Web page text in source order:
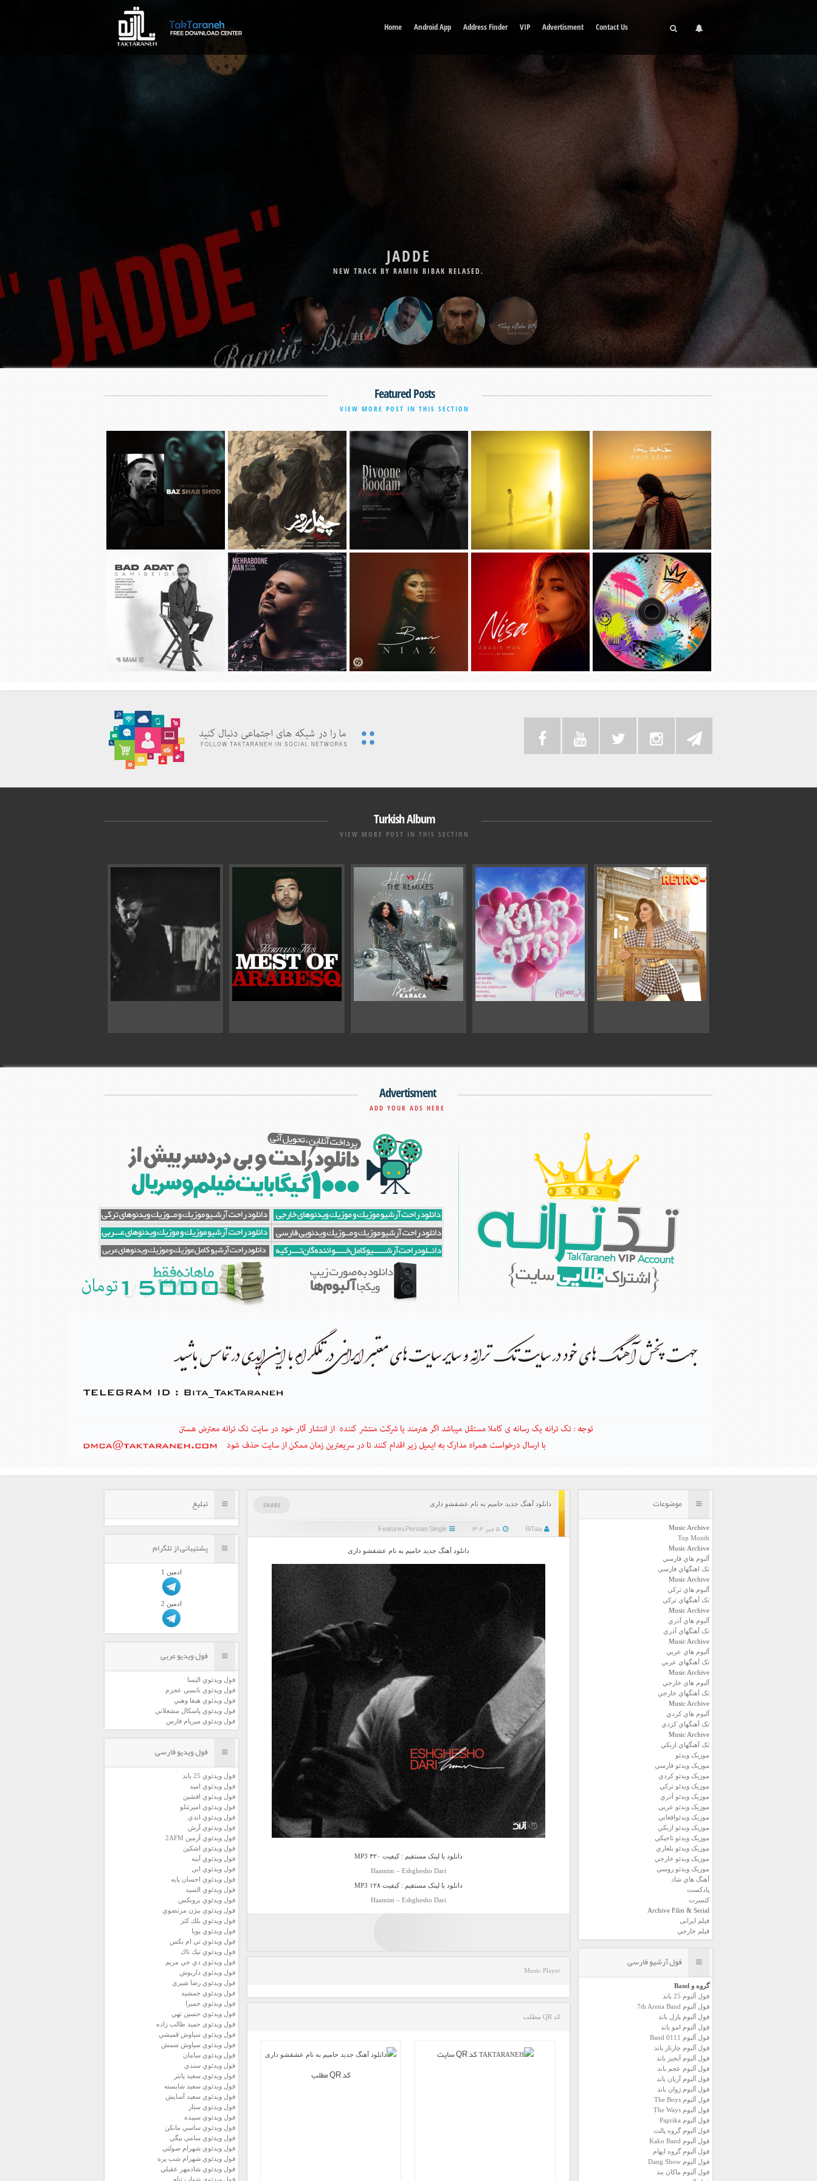
Home Android App Address Finder VIP Advertisment Contact Us
JADDE
NEW TRACK BY RAMIN BIBAK RELASED.
DELE MAN
NEW TRACK BY BABAK JAHANBAKHSH RELASED.
Featured Posts
VIEW MORE POST IN THIS SECTION
دانلود آهنگ جديد مهراد جم به نام باز
شب شد
دانلود آهنگ جديد محسن چاوشی به نام
چهل روز
دانلود آهنگ جديد مهدی جهانی به نام
دیوونه بودم
دانلود آهنگ جديد سیجل و سوگند به نام
وقتی رفت
دانلود آهنگ جديد امیر عظیمی به نام
دختر بندر
عادت
Turkish Album
VIEW MORE POST IN THIS SECTION
Advertisment
ADD YOUR ADS HERE
موضوعات
Music Archive
Top Month
Music Archive
آلبوم هاي فارسي
تک اهنگهاي فارسي
Music Archive
آلبوم هاي ترکي
تک آهنگهاي ترکي
Music Archive
آلبوم هاي آذري
تک آهنگهاي آذري
Music Archive
آلبوم هاي عربي
تک آهنگهاي عربي
Music Archive
آلبوم هاي خارجي
تک آهنگهاي خارجي
Music Archive
آلبوم هاي کردي
تک آهنگهاي کردي
Music Archive
تک آهنگهاي ازبکي
موزيک ويدئو
موزيک ويدئو فارسي
موزيک ويدئو كردي
موزيک ويدئو تركي
موزيک ويدئو آذري
موزيک ويدئو عربي
موزيک ويدئوافغاني
موزيک ويدئو ازبكي
موزيک ويدئو تاجيكي
موزيک ويدئو بلغاري
موزيک ويدئو خارجي
موزيک ويدئو روسي
آهنگ هاي شاد
پادكست
كنسرت
Archive Film & Serial
فیلم ایرانی
فیلم خارجي
فول آرشیو فارسی
گروه و Band
فول آلبوم 25 باند
فول آلبوم 7th Arena Band
فول آلبوم پازل باند
فول آلبوم امو باند
فول آلبوم 0111 Band
فول آلبوم چارتار باند
فول آلبوم آبجيز باند
فول آلبوم عجم باند
فول آلبوم آريان باند
فول آلبوم ژوان باند
فول آلبوم The Boys
فول آلبوم The Ways
فول آلبوم Paprika
فول آلبوم گروه پالت
فول آلبوم Kako Band
فول آلبوم گروه ایهام
فول آلبوم Dang Show
فول آلبوم ماکان بند
دانلود آهنگ جدید حامیم به نام عشقشو داری
BiTaa
FeaturesPersian Single
SHARE
دانلود آهنگ جدید حامیم به نام عشقشو داری
دانلود با لینک مستقیم : کیفیت ۳۲۰ MP3
Haamim – Eshghesho Dari
دانلود با لینک مستقیم : کیفیت ۱۲۸ MP3
Haamim – Eshghesho Dari
Music Player
کد QR مطلب
کد QR مطلب
کد QR سایت
تبلیغ
پشتیبانی از تلگرام
ادمين 1
ادمين 2
فول ویدیو عربی
فول ويدئوي اليسا
فول ويدئوي نانسي عجرم
فول ويدئوي هيفا وهبي
فول ويدئوي پاسكال مشعلاني
فول ويدئوي ميريام فارس
فول ویدیو فارسی
فول ويدئوي 25 باند
فول ويدئوي اميد
فول ويدئوي افشين
فول ويدئوي اميرتتلو
فول ويدئوي اندي
فول ويدئوي آرش
فول ويدئوي آرمين 2AFM
فول ويدئوي اشكين
فول ويدئوي آينه
فول ويدئوي ابي
فول ويدئوي احسان پايه
فول ويدئوي السيد
فول ويدئوي بروبكس
فول ويدئوي بيژن مرتضوي
فول ويدئوي بلك كتز
فول ويدئوي پويا
فول ويدئوي تي ام بكس
فول ويدئوي تيك تاك
فول ويدئوي دي جي مريم
فول ويدئوي داريوش
فول ويدئوي رضا شيري
فول ويدئوي جمشيد
فول ويدئوي حميرا
فول ويدئوي حسين تهي
فول ويدئوي حميد طالب زاده
فول ويدئوي سياوش قميشي
فول ويدئوي سياوش شمش
فول ويدئوي سامان
فول ويدئوي سندي
فول ويدئوي سعيد پانتر
فول ويدئوي سعيد شايسته
فول ويدئوي سعيد آسايش
فول ويدئوي ستار
فول ويدئوي سپيده
فول ويدئوي ساسي مانكن
فول ويدئوي سامي بيگي
فول ويدئوي شهرام صولتي
فول ويدئوي شهرام شب پره
فول ويدئوي شادمهر عقيلي
فول ويدئوي شهاب تيام